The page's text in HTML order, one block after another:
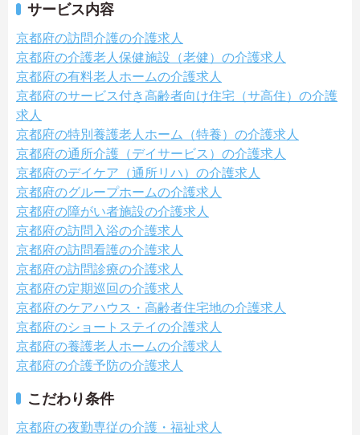
サービス内容
京都府の訪問介護の介護求人
京都府の介護老人保健施設（老健）の介護求人
京都府の有料老人ホームの介護求人
京都府のサービス付き高齢者向け住宅（サ高住）の介護
求人
京都府の特別養護老人ホーム（特養）の介護求人
京都府の通所介護（デイサービス）の介護求人
京都府のデイケア（通所リハ）の介護求人
京都府のグループホームの介護求人
京都府の障がい者施設の介護求人
京都府の訪問入浴の介護求人
京都府の訪問看護の介護求人
京都府の訪問診療の介護求人
京都府の定期巡回の介護求人
京都府のケアハウス・高齢者住宅地の介護求人
京都府のショートステイの介護求人
京都府の養護老人ホームの介護求人
京都府の介護予防の介護求人
こだわり条件
京都府の夜勤専従の介護・福祉求人